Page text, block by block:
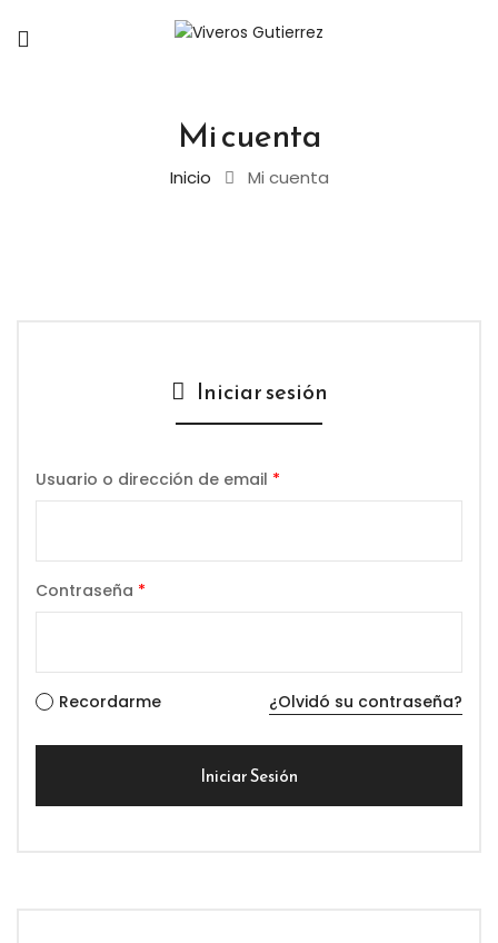
Mi cuenta
Inicio Mi cuenta
Iniciar sesión
Usuario o dirección de email *
Contraseña *
Recordarme ¿Olvidó su contraseña?